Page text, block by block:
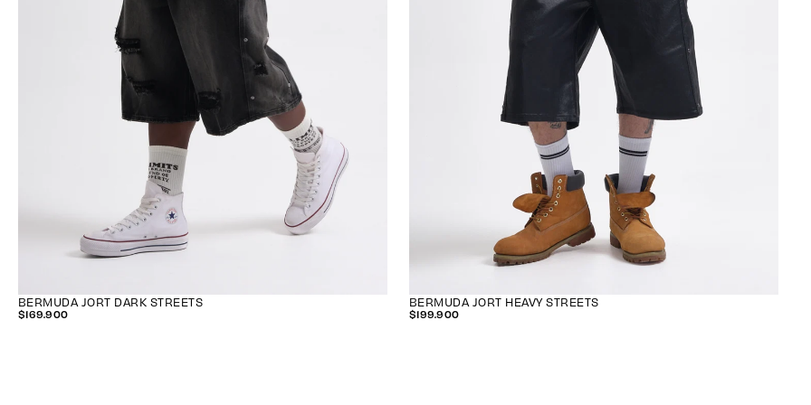
BERMUDA JORT DARK STREETS
$169.900
PRECIO
$169.900
BERMUDA JORT HEAVY STREETS
$199.900
PRECIO
$199.900